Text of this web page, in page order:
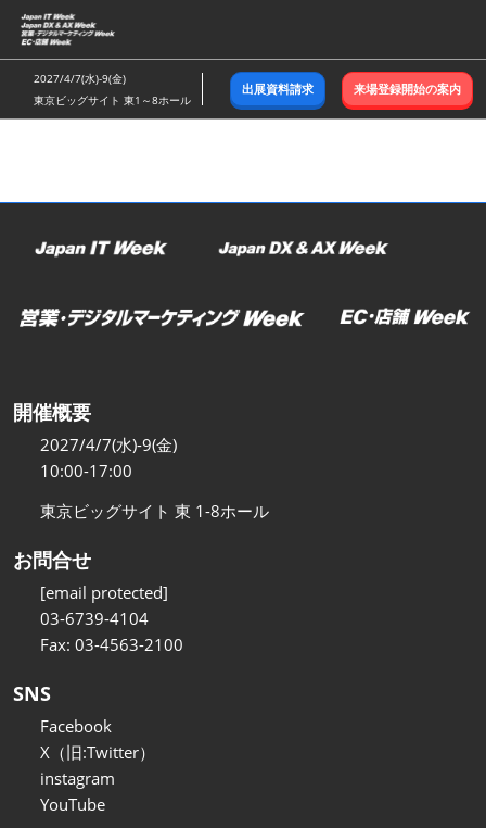
ス
キ
ッ
し
む
2027/4/7(水)-9(金)
東京ビッグサイト 東1～8ホール
出展資料請求 来場登録開始の案内
開催概要
2027/4/7(水)-9(金)
10:00-17:00
東京ビッグサイト 東 1-8ホール
お問合せ
[email protected]
03-6739-4104
Fax: 03-4563-2100
SNS
Facebook
X（旧:Twitter）
instagram
YouTube